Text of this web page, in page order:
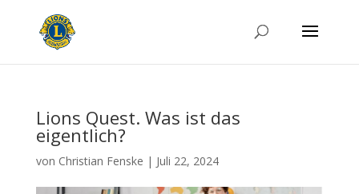
Lions Quest. Was ist das
eigentlich?
von Christian Fenske | Juli 22, 2024